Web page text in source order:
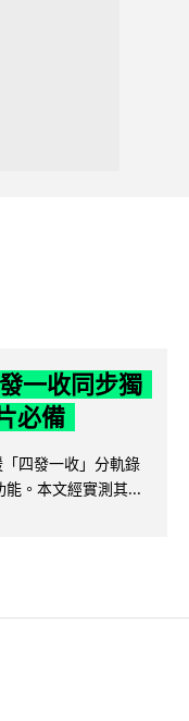
一收同步獨
必備
四發一收」分軌錄
。本文經實測其...